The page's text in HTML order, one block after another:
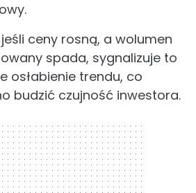
jeśli ceny rosną, a wolumen
spada, sygnalizuje to
osłabienie trendu, co
budzić czujność inwestora.